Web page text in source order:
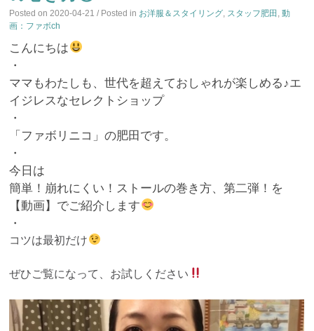
Posted on 2020-04-21 / Posted in お洋服＆スタイリング スタッフ肥田 ,動
画：ファボch
こんにちは
・
ママもわたしも、世代を超えておしゃれが楽しめる♪エ
イジレスなセレクトショップ
・
「ファボリニコ」の肥田です。
・
今日は
簡単！崩れにくい！ストールの巻き方、第二弾！を
【動画】でご紹介します
・
コツは最初だけ
ぜひご覧になって、お試しください